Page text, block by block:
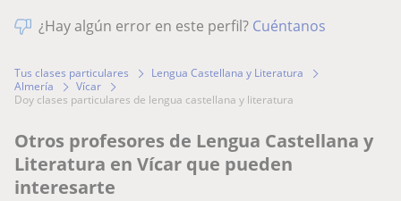
¿Hay algún error en este perfil? Cuéntanos
Tus clases particulares
Lengua Castellana y Literatura
Almería
Vícar
doy clases particulares de lengua castellana y literatura
Otros profesores de Lengua Castellana y
Literatura en Vícar que pueden
interesarte